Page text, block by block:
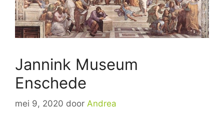
Jannink Museum
Enschede
mei 9, 2020 door Andrea